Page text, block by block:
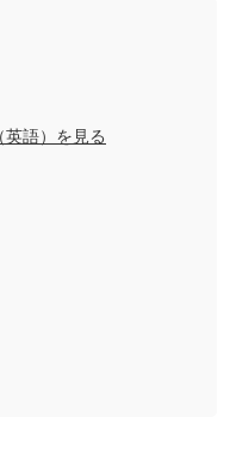
英語）を見る